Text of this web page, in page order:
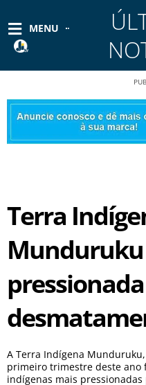
conteúdo
MENU
Terra
Munduruku
A Terra Indígena
primeiro trimestre deste ano
indígenas mais pressionadas